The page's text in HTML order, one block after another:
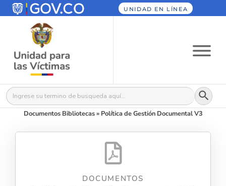
UNIDAD EN LÍNEA
Buscar: Botón
Documentos Bibliotecas» Política de Gestión Documental V3
DOCUMENTOS